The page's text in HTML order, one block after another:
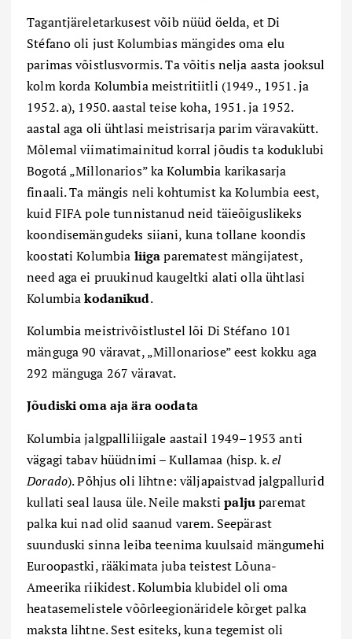
Tagantjäreletarkusest võib nüüd öelda, et Di
Stéfano oli just Kolumbias mängides oma elu
parimas võistlusvormis. Ta võitis nelja aasta jooksul
kolm korda Kolumbia meistritiitli (1949., 1951. ja
1952. a), 1950. aastal teise koha, 1951. ja 1952.
aastal aga oli ühtlasi meistrisarja parim väravakütt.
Mõlemal viimatimainitud korral jõudis ta koduklubi
Bogotá „Millonarios” ka Kolumbia karikasarja
finaali. Ta mängis neli kohtumist ka Kolumbia eest,
kuid FIFA pole tunnistanud neid täieõiguslikeks
koondisemängudeks siiani, kuna tollane koondis
koostati Kolumbia liigaparematest mängijatest,
need aga ei pruukinud kaugeltki alati olla ühtlasi
Kolumbiakodanikud.
Kolumbia meistrivõistlustel lõi Di Stéfano 101
mänguga 90 väravat, „Millonariose” eest kokku aga
292 mänguga 267 väravat.
Jõudiski oma aja ära oodata
Kolumbia jalgpalliliigale aastail 1949–1953 anti
vägagi tabav hüüdnimi – Kullamaa (hisp. k.el
Dorado). Põhjus oli lihtne: väljapaistvad jalgpallurid
kullati seal lausa üle. Neile makstipaljuparemat
palka kui nad olid saanud varem. Seepärast
suunduski sinna leiba teenima kuulsaid mängumehi
Euroopastki, rääkimata juba teistest Lõuna-
Ameerika riikidest. Kolumbia klubidel oli oma
heatasemelistele võõrleegionäridele kõrget palka
maksta lihtne. Sest esiteks, kuna tegemist oli